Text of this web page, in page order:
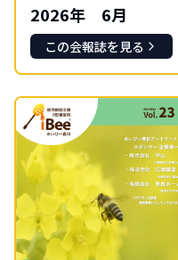
2026年 6月
この会報誌を見る